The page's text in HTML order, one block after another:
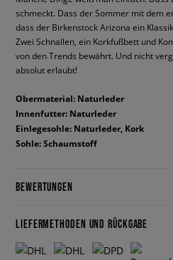
schmeckt. Dass der Sommer mit dem
dass der Birkenstock Arizona ein
Zwei Schnallen, ein Korkfußbett und
von den Trends bewährt. Und nicht
absolut erlaubt!
Obermaterial: Naturleder
Innenfutter: Naturleder
Einlegesohle: Naturleder, Kork
Sohle: Schaumstoff
BEWERTUNGEN
LIEFERMETHODEN UND RÜCKGABE